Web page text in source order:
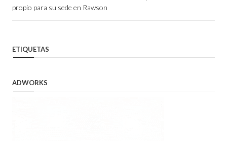
propio para su sede en Rawson
ETIQUETAS
ADWORKS